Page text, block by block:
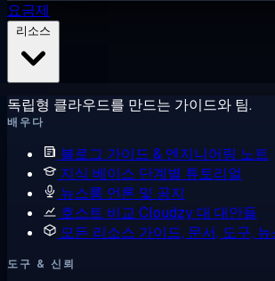
요금제
독립형 클라우드를 만드는 가이드와 팀.
배우다
블로그 가이드 & 엔지니어링 노트
지식 베이스 단계별 튜토리얼
뉴스룸 언론 및 공지
호스트 비교 Cloudzy 대 대안들
모든 리소스 가이드, 문서, 도구, 뉴
도구 & 신뢰